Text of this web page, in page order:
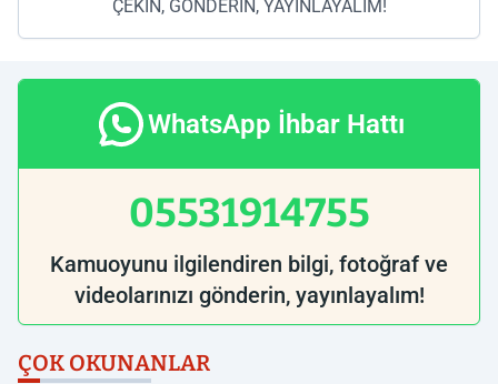
ÇEKİN, GÖNDERİN, YAYINLAYALIM!
WhatsApp İhbar Hattı
05531914755
Kamuoyunu ilgilendiren bilgi, fotoğraf ve
videolarınızı gönderin, yayınlayalım!
ÇOK OKUNANLAR